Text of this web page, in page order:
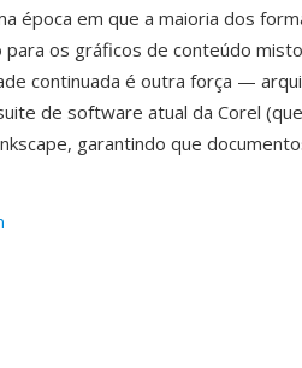
época em que a maioria dos
os gráficos de conteúdo
continuada é outra força —
de software atual da Corel
garantindo que